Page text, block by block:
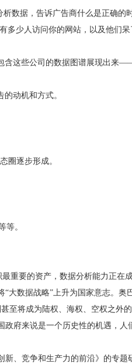
数据，告诉广告商什么是正确
多少人访问你的网站，以及他
含这些公司的数据图谱展现出
动机和方式。
圈逐步形成。
等。
重要的资产，数据分析能力正在
大数据战略”上升为国家意志。
至将成为陆权、海权、空权之外的
府来说是一个历史性的机遇，
、竞争和生产力的前沿》的专